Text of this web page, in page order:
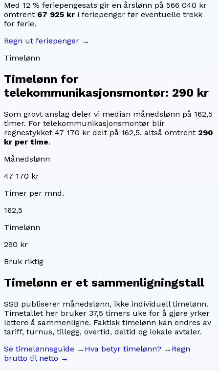
Med 12 % feriepengesats gir en årslønn på 566 040 kr
omtrent 67 925 kr i feriepenger før eventuelle trekk
for ferie.
Regn ut feriepenger →
Timelønn
Timelønn for
telekommunikasjonsmontør: 290 kr
Som grovt anslag deler vi median månedslønn på 162,5
timer. For telekommunikasjonsmontør blir
regnestykket 47 170 kr delt på 162,5, altså omtrent 290
kr per time.
Månedslønn
47 170 kr
Timer per mnd.
162,5
Timelønn
290 kr
Bruk riktig
Timelønn er et sammenligningstall
SSB publiserer månedslønn, ikke individuell timelønn.
Timetallet her bruker 37,5 timers uke for å gjøre yrker
lettere å sammenligne. Faktisk timelønn kan endres av
tariff, turnus, tillegg, overtid, deltid og lokale avtaler.
Se timelønnsguide → Hva betyr timelønn? → Regn
brutto til netto →